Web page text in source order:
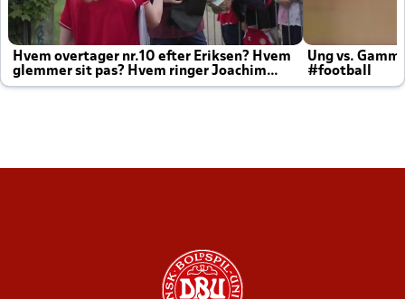
Hvem overtager nr.10 efter Eriksen? Hvem
glemmer sit pas? Hvem ringer Joachim
altid til efter kampe?
Ung vs.
#football